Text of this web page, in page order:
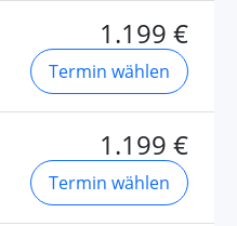
1.199 €
Termin wählen
1.199 €
Termin wählen